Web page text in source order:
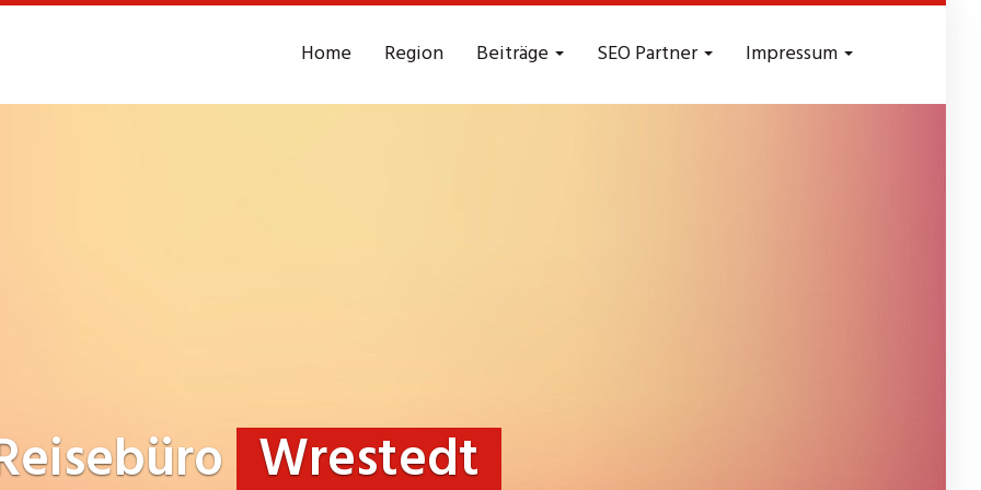
Home Region Beiträge SEO Partner Impressum
Wrestedt